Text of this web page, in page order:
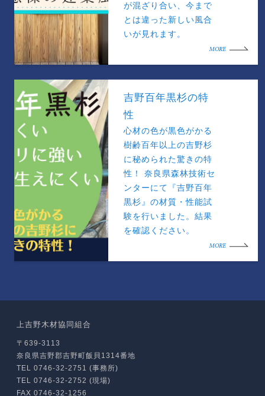
が混ざり合い、今まで
とは違った新しい風合
いが見れます。
MORE
吉野百年黒杉の特
性
心材の色が黒色がかる
樹齢百年以上の吉野杉
に秘められた驚きの特
性！ 奈良県森林技術セ
ンターにて『吉野百年
黒杉』の材質・性能試
験を行いました。結果
を確認ください。
MORE
上吉野木材協同組合
〒639-3113
奈良県吉野郡吉野町飯貝1314番地
TEL 0746-32-2751 (事務所)
TEL 0746-32-2752 (現場)
FAX 0746-32-1256